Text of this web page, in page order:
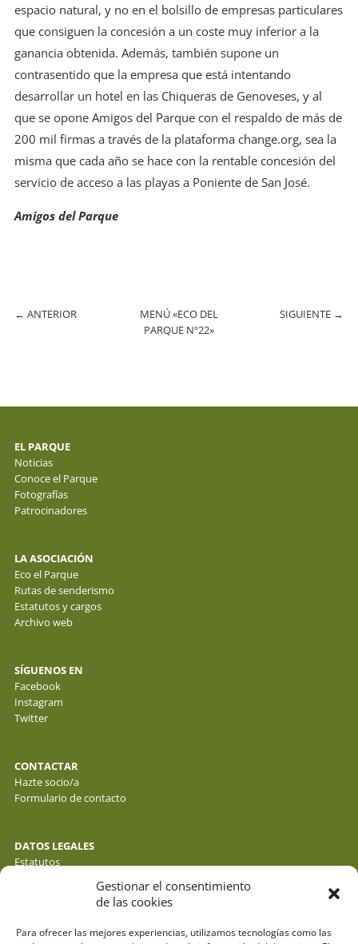
Gestionar el consentimiento
de las cookies
Para ofrecer las mejores experiencias, utilizamos tecnologías como las
espacio natural, y no en el bolsillo de empresas particulares
que consiguen la concesión a un coste muy inferior a la
ganancia obtenida. Además, también supone un
contrasentido que la empresa que está intentando
desarrollar un hotel en las Chiqueras de Genoveses, y al
que se opone Amigos del Parque con el respaldo de más de
200 mil firmas a través de la plataforma change.org, sea la
misma que cada año se hace con la rentable concesión del
servicio de acceso a las playas a Poniente de San José.
Amigos del Parque
← ANTERIOR
MENÚ «ECO DEL
PARQUE Nº22»
SIGUIENTE →
EL PARQUE
Noticias
Conoce el Parque
Fotografías
Patrocinadores
LA ASOCIACIÓN
Eco el Parque
Rutas de senderismo
Estatutos y cargos
Archivo web
SÍGUENOS EN
Facebook
Instagram
Twitter
CONTACTAR
Hazte socio/a
Formulario de contacto
DATOS LEGALES
Estatutos
Política de cookies